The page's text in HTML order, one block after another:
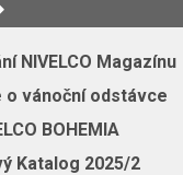
NIVELCO Magazínu
o vánoční odstávce
BOHEMIA
Katalog 2025/2